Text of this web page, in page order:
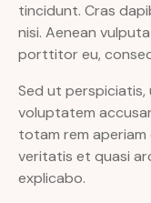
tincidunt. Cras
nisi. Aenean
porttitor eu,
Sed ut
voluptatem
totam rem aperiam
veritatis et quasi
explicabo.